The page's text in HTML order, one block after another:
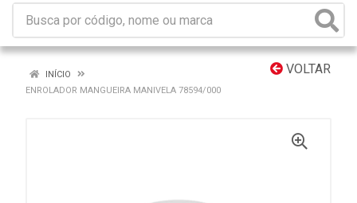
VOLTAR
INÍCIO
ENROLADOR MANGUEIRA MANIVELA 78594/000